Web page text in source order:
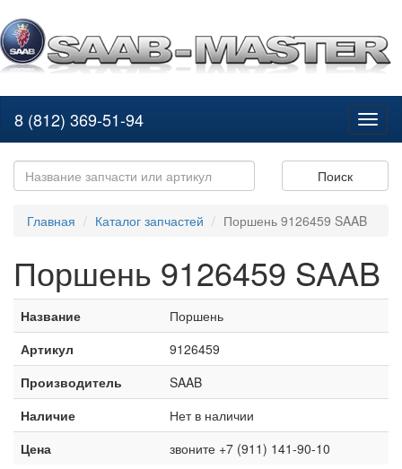
8 (812) 369-51-94
Поиск
Главная Каталог запчастей Поршень 9126459 SAAB
Поршень 9126459 SAAB
Название
Поршень
Артикул
9126459
Производитель
SAAB
Наличие
Нет в наличии
Цена
звоните +7 (911) 141-90-10